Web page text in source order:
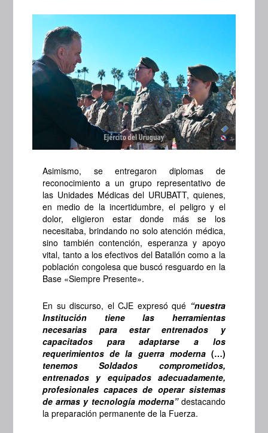
Asimismo, se entregaron diplomas de
reconocimiento a un grupo representativo de
las Unidades Médicas del URUBATT, quienes,
en medio de la incertidumbre, el peligro y el
dolor, eligieron estar donde más se los
necesitaba, brindando no solo atención médica,
sino también contención, esperanza y apoyo
vital, tanto a los efectivos del Batallón como a la
población congolesa que buscó resguardo en la
Base «Siempre Presente».
En su discurso, el CJE expresó qué “nuestra
Institución tiene las herramientas
necesarias para estar entrenados y
capacitados para adaptarse a los
requerimientos de la guerra moderna(…)
tenemos Soldados comprometidos,
entrenados y equipados adecuadamente,
profesionales capaces de operar sistemas
de armas y tecnología moderna” destacando
la preparación permanente de la Fuerza.